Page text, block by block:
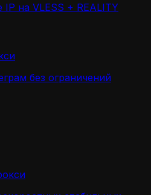
IP на VLESS + REALITY
без ограничений